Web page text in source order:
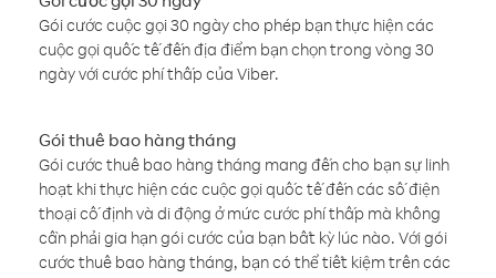
Gói cước cuộc gọi 30 ngày cho phép bạn thực hiện các
cuộc gọi quốc tế đến địa điểm bạn chọn trong vòng 30
ngày với cước phí thấp của Viber.
Gói thuê bao hàng tháng
Gói cước thuê bao hàng tháng mang đến cho bạn sự linh
hoạt khi thực hiện các cuộc gọi quốc tế đến các số điện
thoại cố định và di động ở mức cước phí thấp mà không
cần phải gia hạn gói cước của bạn bất kỳ lúc nào. Với gói
cước thuê bao hàng tháng, bạn có thể tiết kiệm trên các